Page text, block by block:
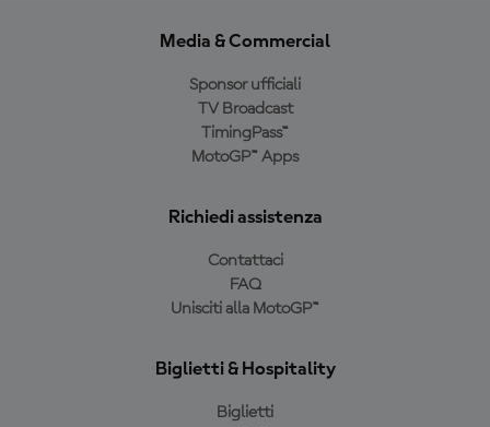
Media & Commercial
Sponsor ufficiali
TV Broadcast
TimingPass™
MotoGP™ Apps
Richiedi assistenza
Contattaci
FAQ
Unisciti alla MotoGP™
Biglietti & Hospitality
Biglietti